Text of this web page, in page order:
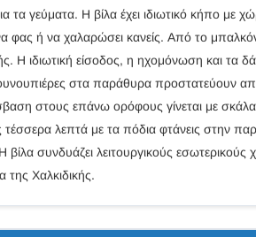
τα γεύματα. Η βίλα έχει ιδιωτικό κήπο με
φας ή να χαλαρώσει κανείς. Από το
Η ιδιωτική είσοδος, η ηχομόνωση και τα
στα παράθυρα προστατεύουν
στους επάνω ορόφους γίνεται με σκάλα.
λεπτά με τα πόδια φτάνεις στην
συνδυάζει λειτουργικούς εσωτερικούς
της Χαλκιδικής.